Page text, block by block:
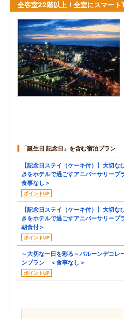
全客室22階以上！全室にスマー
「誕生日 記念日」を含む宿泊プラン
【記念日ステイ（ケーキ付）】大切な
きをホテルで過ごすアニバーサリープ
食事なし＞
ポイントUP
【記念日ステイ（ケーキ付）】大切な
きをホテルで過ごすアニバーサリープ
朝食付＞
ポイントUP
～大切な一日を彩る～バルーンデコレ
ンプラン ＜食事なし＞
ポイントUP